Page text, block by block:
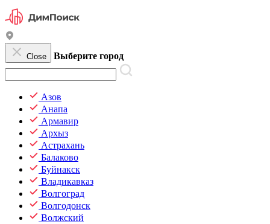
Close Выберите город
Азов
Анапа
Армавир
Архыз
Астрахань
Балаково
Буйнакск
Владикавказ
Волгоград
Волгодонск
Волжский